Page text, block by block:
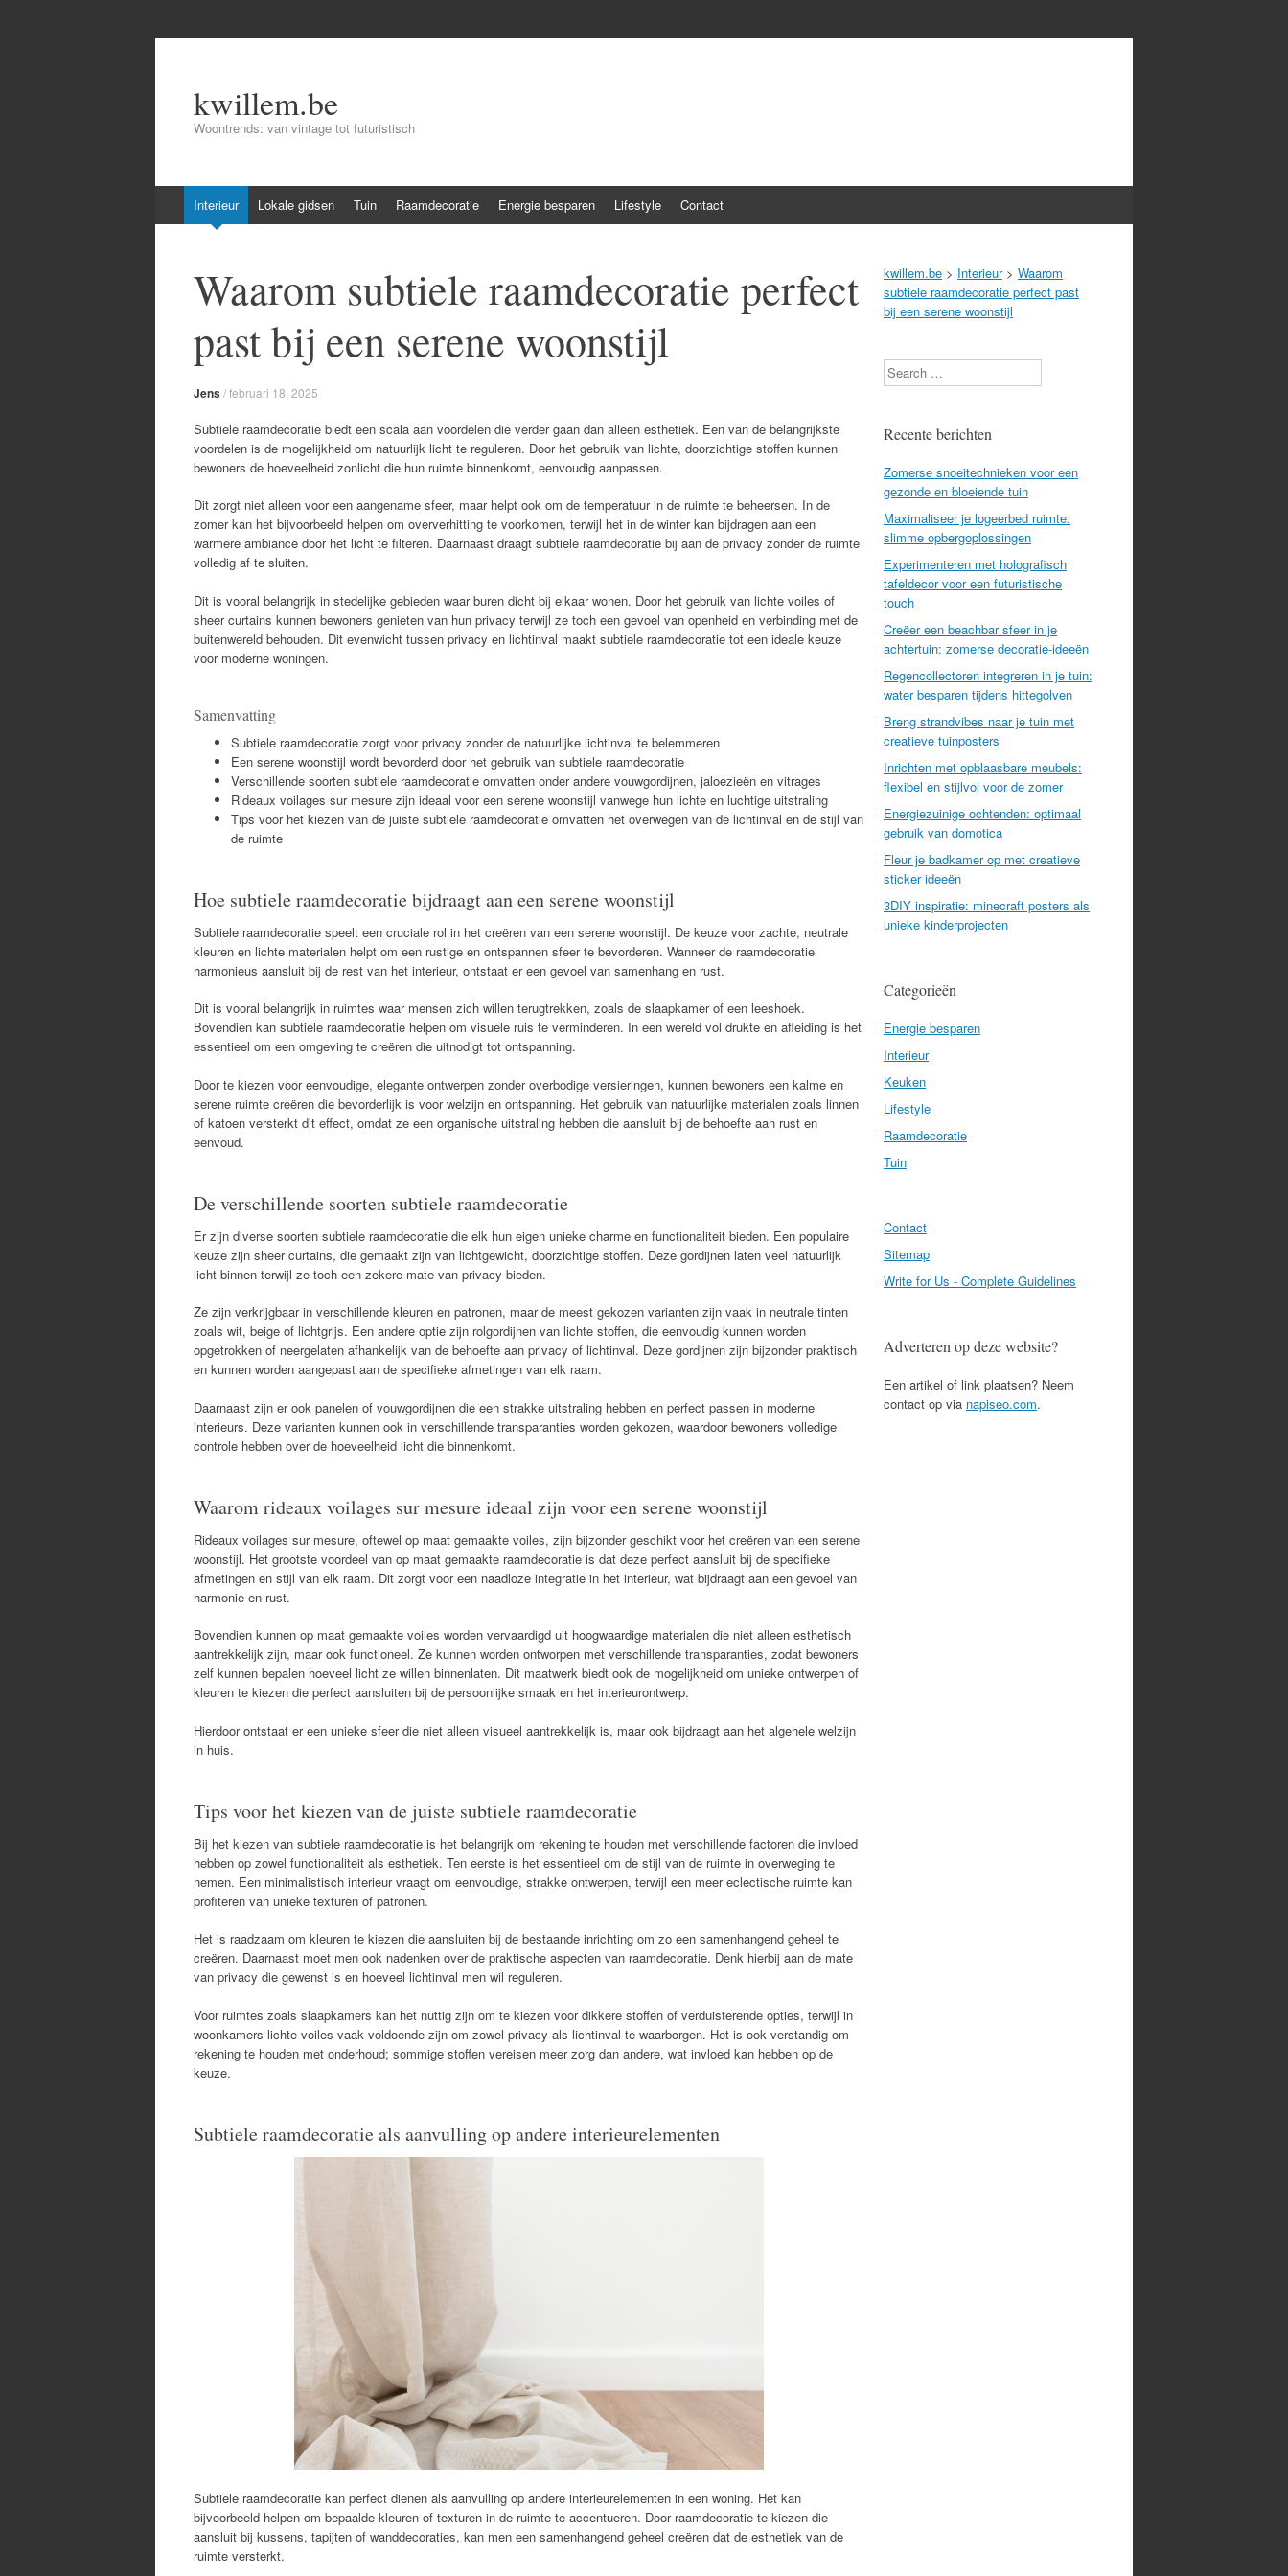
kwillem.be
Woontrends: van vintage tot futuristisch
to
Interieur Lokale gidsen Tuin Raamdecoratie Energie besparen Lifestyle Contact
Waarom subtiele raamdecoratie perfect
past bij een serene woonstijl
Jens/februari 18, 2025
Subtiele raamdecoratie biedt een scala aan voordelen die verder gaan dan alleen esthetiek. Een van de belangrijkste
voordelen is de mogelijkheid om natuurlijk licht te reguleren. Door het gebruik van lichte, doorzichtige stoffen kunnen
bewoners de hoeveelheid zonlicht die hun ruimte binnenkomt, eenvoudig aanpassen.
Dit zorgt niet alleen voor een aangename sfeer, maar helpt ook om de temperatuur in de ruimte te beheersen. In de
zomer kan het bijvoorbeeld helpen om oververhitting te voorkomen, terwijl het in de winter kan bijdragen aan een
warmere ambiance door het licht te filteren. Daarnaast draagt subtiele raamdecoratie bij aan de privacy zonder de ruimte
volledig af te sluiten.
Dit is vooral belangrijk in stedelijke gebieden waar buren dicht bij elkaar wonen. Door het gebruik van lichte voiles of
sheer curtains kunnen bewoners genieten van hun privacy terwijl ze toch een gevoel van openheid en verbinding met de
buitenwereld behouden. Dit evenwicht tussen privacy en lichtinval maakt subtiele raamdecoratie tot een ideale keuze
voor moderne woningen.
Samenvatting
Subtiele raamdecoratie zorgt voor privacy zonder de natuurlijke lichtinval te belemmeren
Een serene woonstijl wordt bevorderd door het gebruik van subtiele raamdecoratie
Verschillende soorten subtiele raamdecoratie omvatten onder andere vouwgordijnen, jaloezieën en vitrages
Rideaux voilages sur mesure zijn ideaal voor een serene woonstijl vanwege hun lichte en luchtige uitstraling
Tips voor het kiezen van de juiste subtiele raamdecoratie omvatten het overwegen van de lichtinval en de stijl van
de ruimte
Hoe subtiele raamdecoratie bijdraagt aan een serene woonstijl
Subtiele raamdecoratie speelt een cruciale rol in het creëren van een serene woonstijl. De keuze voor zachte, neutrale
kleuren en lichte materialen helpt om een rustige en ontspannen sfeer te bevorderen. Wanneer de raamdecoratie
harmonieus aansluit bij de rest van het interieur, ontstaat er een gevoel van samenhang en rust.
Dit is vooral belangrijk in ruimtes waar mensen zich willen terugtrekken, zoals de slaapkamer of een leeshoek.
Bovendien kan subtiele raamdecoratie helpen om visuele ruis te verminderen. In een wereld vol drukte en afleiding is het
essentieel om een omgeving te creëren die uitnodigt tot ontspanning.
Door te kiezen voor eenvoudige, elegante ontwerpen zonder overbodige versieringen, kunnen bewoners een kalme en
serene ruimte creëren die bevorderlijk is voor welzijn en ontspanning. Het gebruik van natuurlijke materialen zoals linnen
of katoen versterkt dit effect, omdat ze een organische uitstraling hebben die aansluit bij de behoefte aan rust en
eenvoud.
De verschillende soorten subtiele raamdecoratie
Er zijn diverse soorten subtiele raamdecoratie die elk hun eigen unieke charme en functionaliteit bieden. Een populaire
keuze zijn sheer curtains, die gemaakt zijn van lichtgewicht, doorzichtige stoffen. Deze gordijnen laten veel natuurlijk
licht binnen terwijl ze toch een zekere mate van privacy bieden.
Ze zijn verkrijgbaar in verschillende kleuren en patronen, maar de meest gekozen varianten zijn vaak in neutrale tinten
zoals wit, beige of lichtgrijs. Een andere optie zijn rolgordijnen van lichte stoffen, die eenvoudig kunnen worden
opgetrokken of neergelaten afhankelijk van de behoefte aan privacy of lichtinval. Deze gordijnen zijn bijzonder praktisch
en kunnen worden aangepast aan de specifieke afmetingen van elk raam.
Daarnaast zijn er ook panelen of vouwgordijnen die een strakke uitstraling hebben en perfect passen in moderne
interieurs. Deze varianten kunnen ook in verschillende transparanties worden gekozen, waardoor bewoners volledige
controle hebben over de hoeveelheid licht die binnenkomt.
Waarom rideaux voilages sur mesure ideaal zijn voor een serene woonstijl
Rideaux voilages sur mesure, oftewel op maat gemaakte voiles, zijn bijzonder geschikt voor het creëren van een serene
woonstijl. Het grootste voordeel van op maat gemaakte raamdecoratie is dat deze perfect aansluit bij de specifieke
afmetingen en stijl van elk raam. Dit zorgt voor een naadloze integratie in het interieur, wat bijdraagt aan een gevoel van
harmonie en rust.
Bovendien kunnen op maat gemaakte voiles worden vervaardigd uit hoogwaardige materialen die niet alleen esthetisch
aantrekkelijk zijn, maar ook functioneel. Ze kunnen worden ontworpen met verschillende transparanties, zodat bewoners
zelf kunnen bepalen hoeveel licht ze willen binnenlaten. Dit maatwerk biedt ook de mogelijkheid om unieke ontwerpen of
kleuren te kiezen die perfect aansluiten bij de persoonlijke smaak en het interieurontwerp.
Hierdoor ontstaat er een unieke sfeer die niet alleen visueel aantrekkelijk is, maar ook bijdraagt aan het algehele welzijn
in huis.
Tips voor het kiezen van de juiste subtiele raamdecoratie
Bij het kiezen van subtiele raamdecoratie is het belangrijk om rekening te houden met verschillende factoren die invloed
hebben op zowel functionaliteit als esthetiek. Ten eerste is het essentieel om de stijl van de ruimte in overweging te
nemen. Een minimalistisch interieur vraagt om eenvoudige, strakke ontwerpen, terwijl een meer eclectische ruimte kan
profiteren van unieke texturen of patronen.
Het is raadzaam om kleuren te kiezen die aansluiten bij de bestaande inrichting om zo een samenhangend geheel te
creëren. Daarnaast moet men ook nadenken over de praktische aspecten van raamdecoratie. Denk hierbij aan de mate
van privacy die gewenst is en hoeveel lichtinval men wil reguleren.
Voor ruimtes zoals slaapkamers kan het nuttig zijn om te kiezen voor dikkere stoffen of verduisterende opties, terwijl in
woonkamers lichte voiles vaak voldoende zijn om zowel privacy als lichtinval te waarborgen. Het is ook verstandig om
rekening te houden met onderhoud; sommige stoffen vereisen meer zorg dan andere, wat invloed kan hebben op de
keuze.
Subtiele raamdecoratie als aanvulling op andere interieurelementen
Subtiele raamdecoratie kan perfect dienen als aanvulling op andere interieurelementen in een woning. Het kan
bijvoorbeeld helpen om bepaalde kleuren of texturen in de ruimte te accentueren. Door raamdecoratie te kiezen die
aansluit bij kussens, tapijten of wanddecoraties, kan men een samenhangend geheel creëren dat de esthetiek van de
ruimte versterkt.
kwillem.be > Interieur> Waarom
subtiele raamdecoratie perfect past
bij een serene woonstijl
Search
Recente berichten
Zomerse snoeitechnieken voor een
gezonde en bloeiende tuin
Maximaliseer je logeerbed ruimte:
slimme opbergoplossingen
Experimenteren met holografisch
tafeldecor voor een futuristische
touch
Creëer een beachbar sfeer in je
achtertuin: zomerse decoratie-ideeën
Regencollectoren integreren in je tuin:
water besparen tijdens hittegolven
Breng strandvibes naar je tuin met
creatieve tuinposters
Inrichten met opblaasbare meubels:
flexibel en stijlvol voor de zomer
Energiezuinige ochtenden: optimaal
gebruik van domotica
Fleur je badkamer op met creatieve
sticker ideeën
3DIY inspiratie: minecraft posters als
unieke kinderprojecten
Categorieën
Energie besparen
Interieur
Keuken
Lifestyle
Raamdecoratie
Tuin
Contact
Sitemap
Write for Us - Complete Guidelines
Adverteren op deze website?
Een artikel of link plaatsen? Neem
contact op via napiseo.com.